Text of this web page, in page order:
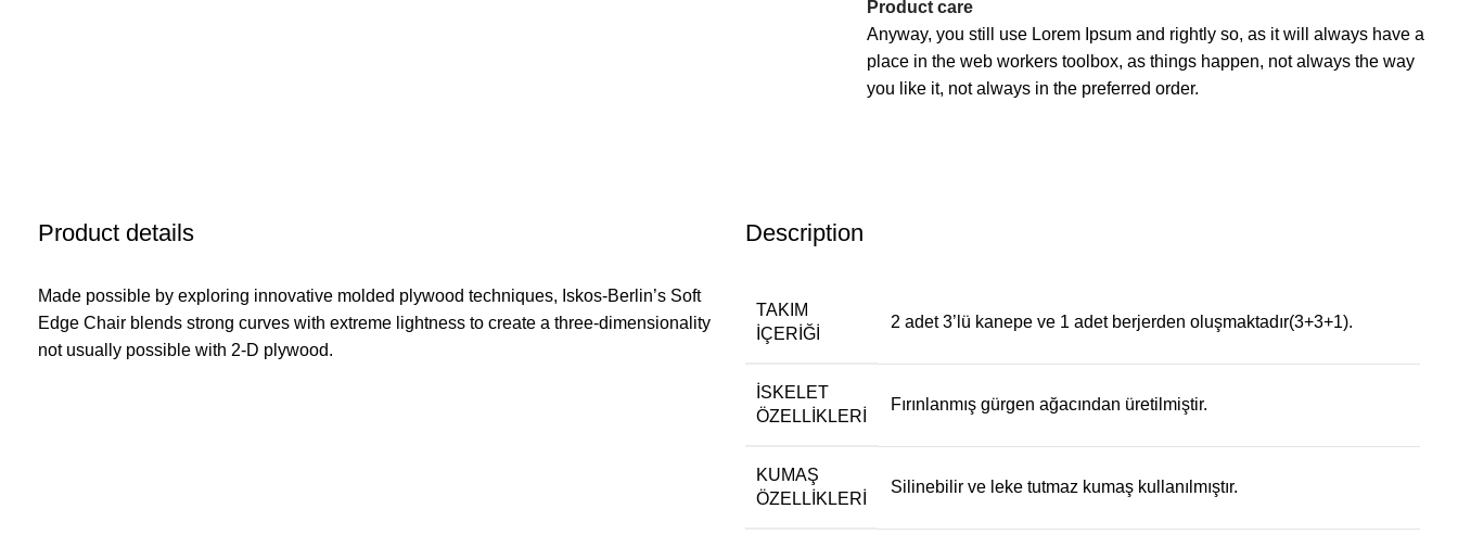
Product care
Anyway, you still use Lorem Ipsum and rightly so, as it will always have a
place in the web workers toolbox, as things happen, not always the way
you like it, not always in the preferred order.
Product details
Made possible by exploring innovative molded plywood techniques, Iskos-Berlin’s Soft
Edge Chair blends strong curves with extreme lightness to create a three-dimensionality
not usually possible with 2-D plywood.
Description
TAKIM
İÇERIĞI
2 adet 3’lü kanepe ve 1 adet berjerden oluşmaktadır(3+3+1).
İSKELET
ÖZELLIKLERI
Fırınlanmış gürgen ağacından üretilmiştir.
KUMAŞ
ÖZELLIKLERI
Silinebilir ve leke tutmaz kumaş kullanılmıştır.